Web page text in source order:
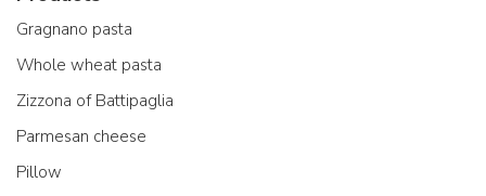
Gragnano pasta
Whole wheat pasta
Zizzona of Battipaglia
Parmesan cheese
Pillow